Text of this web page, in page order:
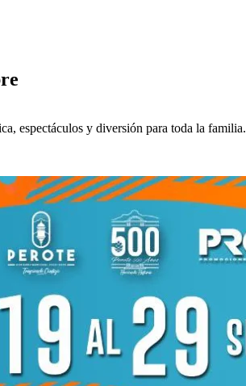
espectáculos y diversión para toda la familia.